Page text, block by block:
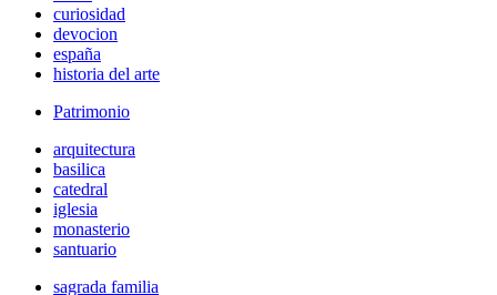
curiosidad
devocion
españa
historia del arte
Patrimonio
arquitectura
basilica
catedral
iglesia
monasterio
santuario
sagrada familia